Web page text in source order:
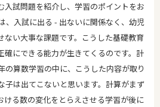
入試問題を紹介し、学習のポイントをお
、入試に出る - 出ないに関係なく、幼児
ない大事な課題です。こうした基礎教育
確にできる能力が生きてくるのです。計
の算数学習の中に、こうした内容が取り
子は出てこないと思います。計算がまず
ける数の変化をとらえさせる学習が後に